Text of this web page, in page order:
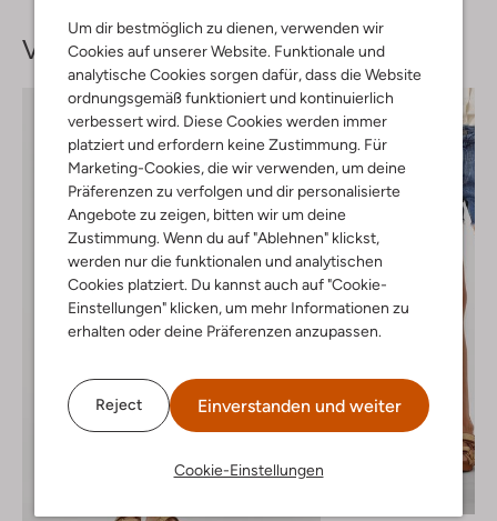
Um dir bestmöglich zu dienen, verwenden wir
Cookies auf unserer Website. Funktionale und
analytische Cookies sorgen dafür, dass die Website
ordnungsgemäß funktioniert und kontinuierlich
verbessert wird. Diese Cookies werden immer
platziert und erfordern keine Zustimmung. Für
Marketing-Cookies, die wir verwenden, um deine
Präferenzen zu verfolgen und dir personalisierte
Angebote zu zeigen, bitten wir um deine
Zustimmung. Wenn du auf "Ablehnen" klickst,
werden nur die funktionalen und analytischen
Cookies platziert. Du kannst auch auf "Cookie-
Einstellungen" klicken, um mehr Informationen zu
erhalten oder deine Präferenzen anzupassen.
Reject Einverstanden und weiter
Cookie-Einstellungen
Vervollständige deinenLook